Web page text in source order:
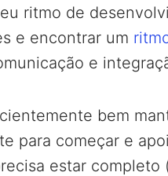
ritmo de
e encontrar um
e
bem
para começar e
estar